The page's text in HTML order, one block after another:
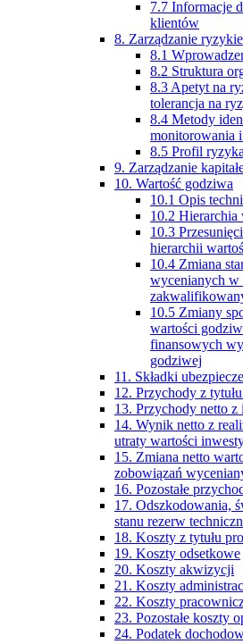
7.7 Informacje
klientów
8. Zarządzanie
8.1
8.2 Struktura
8.3 Apetyt na
tolerancja na
8.4 Metody
monitorowania
8.5 Profil ryzyka
9. Zarządzanie
10. Wartość godziwa
10.1 Opis
10.2 Hierarchia
10.3
hierarchii
10.4 Zmiana
wycenianych w
10.5 Zmiany
wartości
finansowych
godziwej
11. Składki
12. Przychody z
13. Przychody netto z
14. Wynik netto z
utraty wartości
15. Zmiana netto
zobowiązań
16. Pozostałe
17. Odszkodowania,
stanu rezerw
18. Koszty z tytułu
19. Koszty odsetkowe
20. Koszty akwizycji
21. Koszty
22. Koszty
23. Pozostałe koszty
24. Podatek